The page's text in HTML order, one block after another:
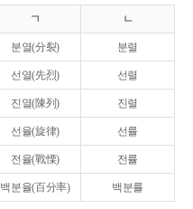
ㄱ ㄴ
분열(分裂) 분렬
선열(先烈) 선렬
진열(陳列) 진렬
선율(旋律) 선률
전율(戰慄) 전률
백분율(百分率) 백분률